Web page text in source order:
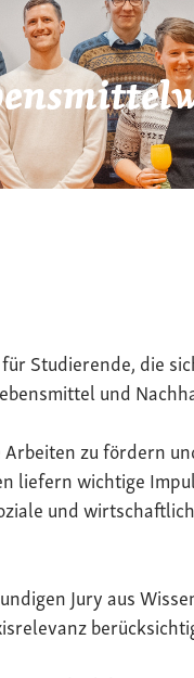
Studierende, die
und
zu fördern
liefern wichtige
und
Jury aus